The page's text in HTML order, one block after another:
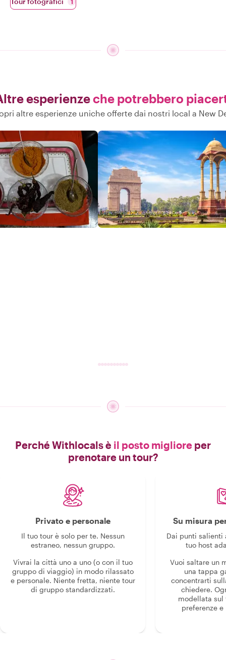
1
esperienzeche potrebbero
altre esperienze uniche offerte dai nostri local a New
Perché Withlocals è il posto migliore per
prenotare un tour?
Privato e personale
Il tuo tour è solo per te. Nessun
estraneo, nessun gruppo.
Vivrai la città uno a uno (o con il tuo
gruppo di viaggio) in modo rilassato
e personale. Niente fretta, niente tour
di gruppo standardizzati.
Su misura
Dai punti salienti
tuo host
Vuoi saltare un
una tappa
concentrarti
chiedere.
modellata sul
preferenze